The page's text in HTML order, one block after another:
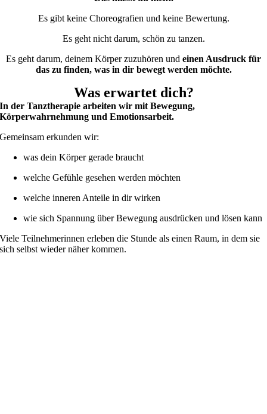
Es gibt keine Choreografien und keine Bewertung.
Es geht nicht darum, schön zu tanzen.
Es geht darum, deinem Körper zuzuhören und einen Ausdruck für
das zu finden, was in dir bewegt werden möchte.
Was erwartet dich?
In der Tanztherapie arbeiten wir mit Bewegung,
Körperwahrnehmung und Emotionsarbeit.
Gemeinsam erkunden wir:
was dein Körper gerade braucht
welche Gefühle gesehen werden möchten
welche inneren Anteile in dir wirken
wie sich Spannung über Bewegung ausdrücken und lösen kann
Viele Teilnehmerinnen erleben die Stunde als einen Raum, in dem sie
sich selbst wieder näher kommen.